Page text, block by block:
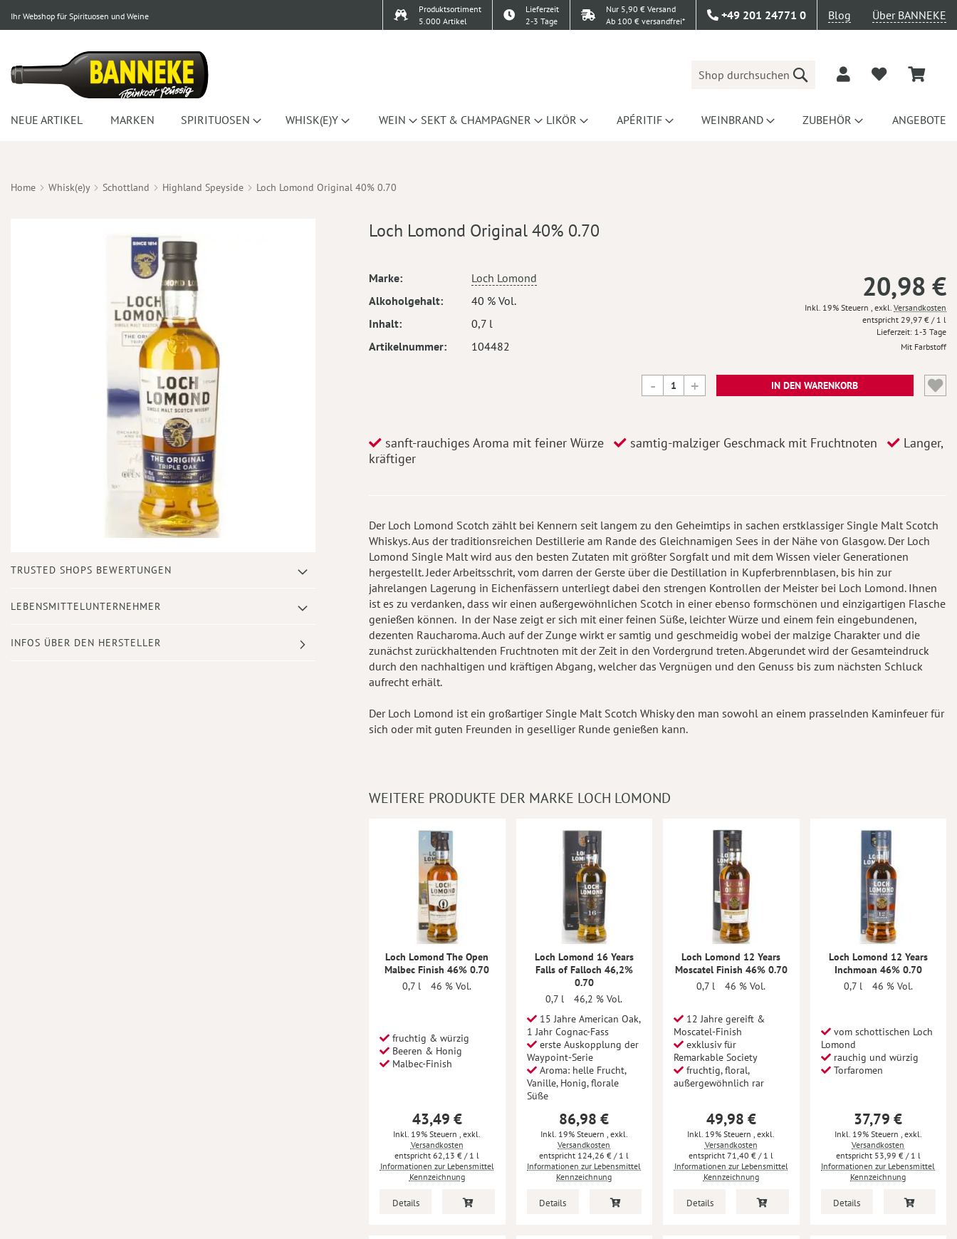
Ihr Webshop für Spirituosen und Weine
Produktsortiment
5.000 Artikel
Lieferzeit
2-3 Tage
Nur 5,90 € Versand
Ab 100 € versandfrei*
+49 201 24771 0 Blog Über BANNEKE
Suche
NEUE ARTIKEL MARKEN SPIRITUOSEN WHISK(E)Y WEIN SEKT & CHAMPAGNER LIKÖR APÉRITIF WEINBRAND ZUBEHÖR ANGEBOTE
Home Whisk(e)y Schottland Highland Speyside Loch Lomond Original 40% 0.70
Anfang
Bildergalerie
TRUSTED SHOPS BEWERTUNGEN
LEBENSMITTELUNTERNEHMER
INFOS ÜBER DEN HERSTELLER
Loch Lomond Original 40% 0.70
Mehr
Marke
Loch Lomond
Alkoholgehalt
40 % Vol.
Inhalt
0,7 l
Artikelnummer
104482
20,98 €
Inkl. 19% Steuern , exkl. Versandkosten
29,97 € / 1 l
Lieferzeit 1-3 Tage
Mit Farbstoff
IN DEN WARENKORB
sanft-rauchiges Aroma mit feiner Würze samtig-malziger Geschmack mit Fruchtnoten
Langer,
kräftiger
Der Loch Lomond Scotch zählt bei Kennern seit langem zu den Geheimtips in sachen erstklassiger Single Malt Scotch
Whiskys. Aus der traditionsreichen Destillerie am Rande des Gleichnamigen Sees in der Nähe von Glasgow. Der Loch
Lomond Single Malt wird aus den besten Zutaten mit größter Sorgfalt und mit dem Wissen vieler Generationen
hergestellt. Jeder Arbeitsschrit, vom darren der Gerste über die Destillation in Kupferbrennblasen, bis hin zur
jahrelangen Lagerung in Eichenfässern unterliegt dabei den strengen Kontrollen der Meister bei Loch Lomond. Ihnen
ist es zu verdanken, dass wir einen außergewöhnlichen Scotch in einer ebenso formschönen und einzigartigen Flasche
genießen können. In der Nase zeigt er sich mit einer feinen Süße, leichter Würze und einem fein eingebundenen,
dezenten Raucharoma. Auch auf der Zunge wirkt er samtig und geschmeidig wobei der malzige Charakter und die
zunächst zurückhaltenden Fruchtnoten mit der Zeit in den Vordergrund treten. Abgerundet wird der Gesamteindruck
durch den nachhaltigen und kräftigen Abgang, welcher das Vergnügen und den Genuss bis zum nächsten Schluck
aufrecht erhält.
Der Loch Lomond ist ein großartiger Single Malt Scotch Whisky den man sowohl an einem prasselnden Kaminfeuer für
sich oder mit guten Freunden in geselliger Runde genießen kann.
WEITERE PRODUKTE DER MARKE LOCH LOMOND
Loch Lomond The Open
Malbec Finish 46% 0.70
0,7 l
46 % Vol.
fruchtig & würzig
Beeren & Honig
Malbec-Finish
43,49 €
Inkl. 19% Steuern, exkl.
Versandkosten
62,13 € / 1 l
Informationen zur Lebensmittel
Kennzeichnung
Details
Loch Lomond 16 Years
Falls of Falloch 46,2%
0.70
0,7 l
46,2 % Vol.
15 Jahre American Oak,
1 Jahr Cognac-Fass
erste Auskopplung der
Waypoint-Serie
Aroma: helle Frucht,
Vanille, Honig, florale
Süße
86,98 €
Inkl. 19% Steuern , exkl.
Versandkosten
124,26 € / 1 l
Informationen zur Lebensmittel
Kennzeichnung
Details
Loch Lomond 12 Years
Moscatel Finish 46% 0.70
0,7 l
46 % Vol.
12 Jahre gereift &
Moscatel-Finish
exklusiv für
Remarkable Society
fruchtig, floral,
außergewöhnlich rar
49,98 €
Inkl. 19% Steuern, exkl.
Versandkosten
71,40 € / 1 l
Informationen zur Lebensmittel
Kennzeichnung
Details
Loch Lomond 12 Years
Inchmoan 46% 0.70
0,7 l
46 % Vol.
vom schottischen Loch
Lomond
rauchig und würzig
Torfaromen
37,79 €
Inkl. 19% Steuern , exkl.
Versandkosten
53,99 €/ 1 l
Informationen zur Lebensmittel
Kennzeichnung
Details